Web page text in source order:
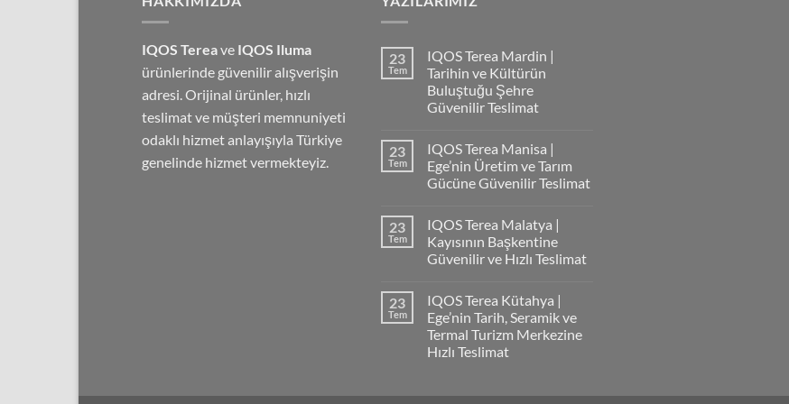
IQOS Tereave IQOS Iluma
ürünlerinde güvenilir alışverişin
adresi. Orijinal ürünler, hızlı
teslimat ve müşteri memnuniyeti
odaklı hizmet anlayışıyla Türkiye
genelinde hizmet vermekteyiz.
23
Tem
IQOS Terea Mardin |
Tarihin ve Kültürün
Buluştuğu Şehre
Güvenilir Teslimat
23
Tem
IQOS Terea Manisa |
Ege’nin Üretim ve Tarım
Gücüne Güvenilir Teslimat
23
Tem
IQOS Terea Malatya |
Kayısının Başkentine
Güvenilir ve Hızlı Teslimat
23
Tem
IQOS Terea Kütahya |
Ege’nin Tarih, Seramik ve
Termal Turizm Merkezine
Hızlı Teslimat